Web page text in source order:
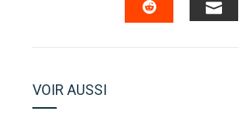
VOIR AUSSI